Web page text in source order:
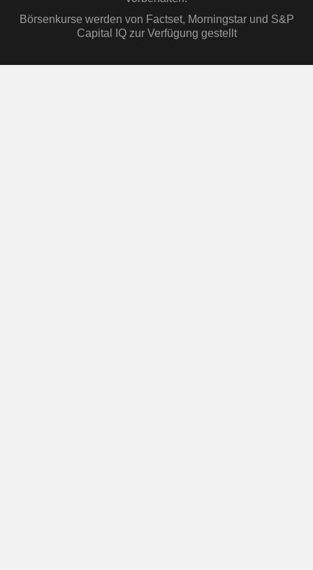
Börsenkurse werden von Factset, Morningstar und S&P
Capital IQ zur Verfügung gestellt